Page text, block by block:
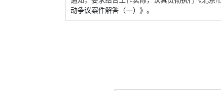
动争议案件解答（一）》。